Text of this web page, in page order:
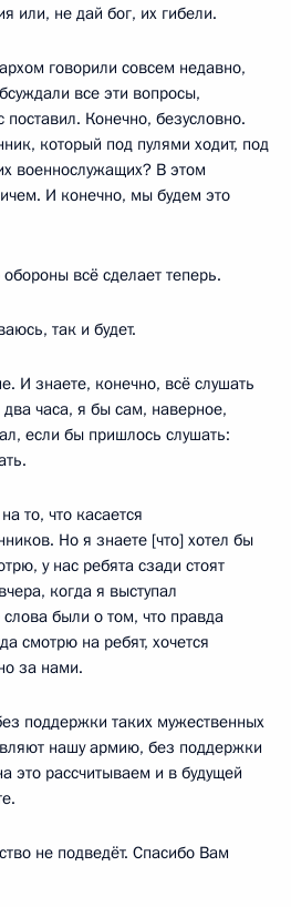
или, не дай бог, их гибели.
говорили совсем недавно,
все эти вопросы,
Конечно, безусловно.
который под пулями ходит, под
военнослужащих? В этом
И конечно, мы будем это
всё сделает теперь.
так и будет.
И знаете, конечно, всё слушать
часа, я бы сам, наверное,
если бы пришлось слушать:
то, что касается
Но я знаете [что] хотел бы
у нас ребята сзади стоят
когда я выступал
были о том, что правда
смотрю на ребят, хочется
за нами.
поддержки таких мужественных
нашу армию, без поддержки
это рассчитываем и в будущей
не подведёт. Спасибо Вам